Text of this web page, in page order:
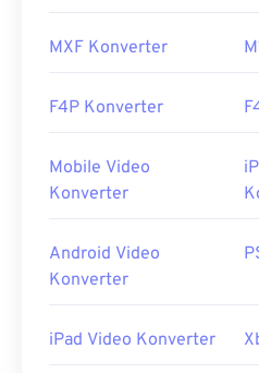
MXF Konverter
F4P Konverter
Mobile Video
Konverter
Android Video
Konverter
iPad Video Konverter